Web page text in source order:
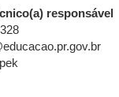
responsável